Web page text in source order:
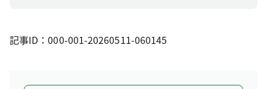
記事ID：000-001-20260511-060145